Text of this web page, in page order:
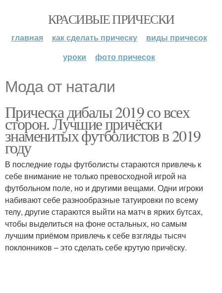
КРАСИВЫЕ ПРИЧЕСКИ
главная как сделать прическу
виды причесок
уроки
фото причесок
Мода от натали
Прическа дибалы 2019 со всех
сторон. Лучшие причёски
знаменитых футболистов в 2019
году
В последние годы футболисты стараются привлечь к
себе внимание не только превосходной игрой на
футбольном поле, но и другими вещами. Одни игроки
набивают себе разнообразные татуировки по всему
телу, другие стараются выйти на матч в ярких бутсах,
чтобы выделиться на фоне остальных, но самым
лучшим приёмом привлечь к себе взгляды тысяч
поклонников – это сделать себе крутую причёску.